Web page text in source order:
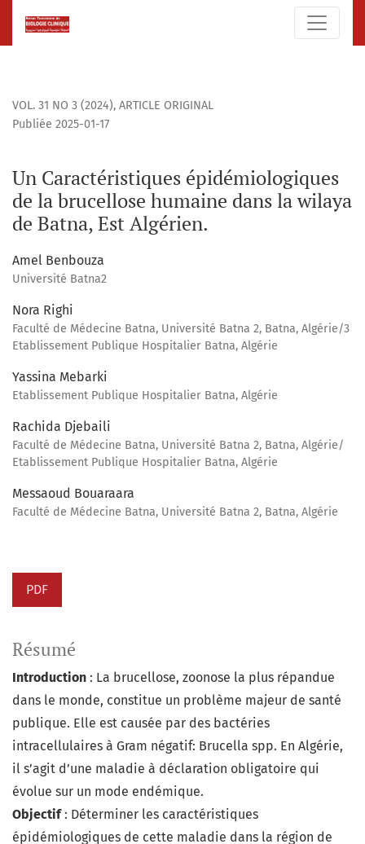
Un Caractéristiques épidémiologiques de la brucellose
VOL. 31 NO 3 (2024), ARTICLE ORIGINAL
Un Caractéristiques épidémiologiques
de la brucellose humaine dans la wilaya
de Batna, Est Algérien.
Publiée 2025-01-17
Amel Benbouza
Université Batna2
Nora Righi
Faculté de Médecine Batna, Université Batna 2, Batna, Algérie/3
Etablissement Publique Hospitalier Batna, Algérie
Yassina Mebarki
Etablissement Publique Hospitalier Batna, Algérie
Rachida Djebaili
Faculté de Médecine Batna, Université Batna 2, Batna, Algérie/
Etablissement Publique Hospitalier Batna, Algérie
Messaoud Bouaraara
Faculté de Médecine Batna, Université Batna 2, Batna, Algérie
PDF
Résumé
Introduction : La brucellose, zoonose la plus répandue
dans le monde, constitue un problème majeur de santé
publique. Elle est causée par des bactéries
intracellulaires à Gram négatif: Brucella spp. En Algérie,
il s’agit d’une maladie à déclaration obligatoire qui
évolue sur un mode endémique.
Objectif: Déterminer les caractéristiques
épidémiologiques de cette maladie dans la région de